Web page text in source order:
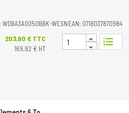
WDBA3A0050BBK-WESNEAN: 0718037870984
Prix
203,90 € TTC
169,92 € HT
format_list_numbered